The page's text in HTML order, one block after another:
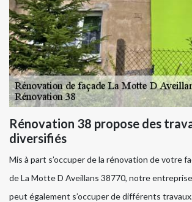
Rénovation 38 propose des
diversifiés
Mis à part s’occuper de la rénovation de votre
de La Motte D Aveillans 38770, notre
peut également s’occuper de différents